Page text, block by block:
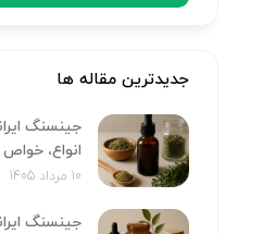
جدیدترین مقاله ها
جینسنگ
انواع،
10 مرداد 1405
جینسنگ